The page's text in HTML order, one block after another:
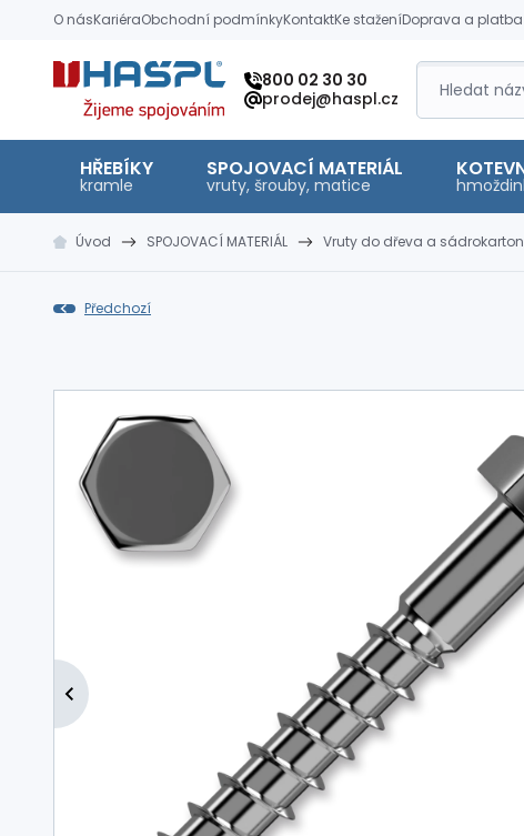
O násKariéraObchodní podmínkyKontaktKe staženíDoprava a platba
Hašpl
800 02 30 30
prodej@haspl.cz
HŘEBÍKY
kramle
SPOJOVACÍ MATERIÁL
vruty, šrouby, matice
Úvod SPOJOVACÍ MATERIÁL Vruty do dřeva a
Předchozí